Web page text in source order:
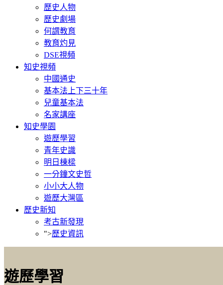
歷史人物
歷史劇場
何謂教育
教育灼見
DSE視頻
知史視頻
中國通史
基本法上下三十年
兒童基本法
名家講座
知史學園
遊歷學習
青年史識
明日棟樑
一分鐘文史哲
小小大人物
遊歷大灣區
歷史新知
考古新發現
">歷史資訊
遊歷學習